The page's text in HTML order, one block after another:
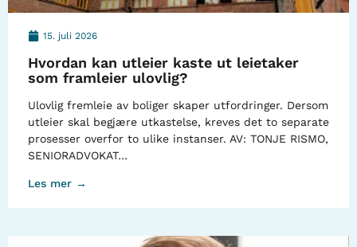
15. juli 2026
Hvordan kan utleier kaste ut leietaker
som framleier ulovlig?
Ulovlig fremleie av boliger skaper utfordringer. Dersom
utleier skal begjære utkastelse, kreves det to separate
prosesser overfor to ulike instanser. AV: TONJE RISMO,
SENIORADVOKAT…
Les mer →